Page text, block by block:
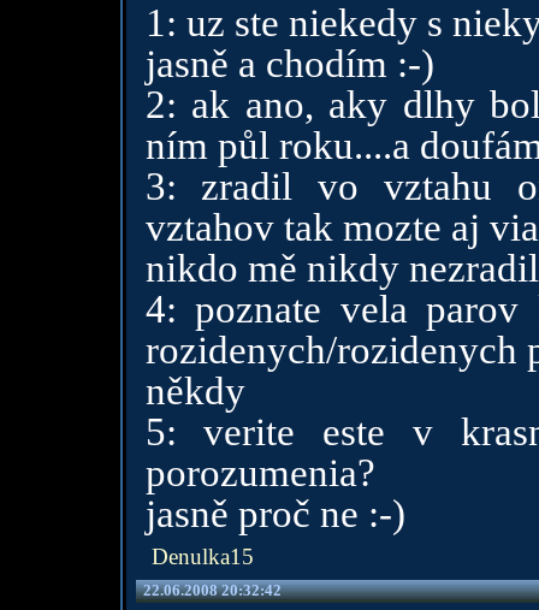
1: uz ste niekedy s
jasně a chodím :-)
2: ak ano, aky dlhy
ním půl roku....a
3: zradil vo vztahu
vztahov tak mozte aj
nikdo mě nikdy nezradil
4: poznate vela
rozidenych/rozidenych
někdy
5: verite este v
porozumenia?
jasně proč ne :-)
Denulka15
22.06.2008 20:32:42